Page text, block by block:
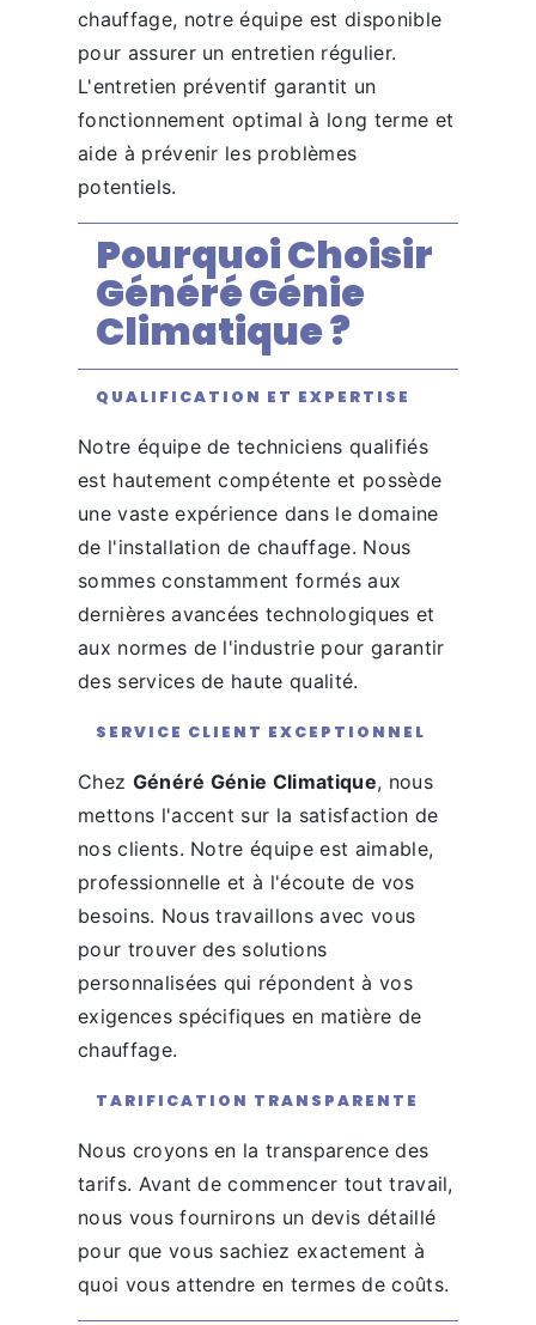
chauffage, notre équipe est disponible
pour assurer un entretien régulier.
L'entretien préventif garantit un
fonctionnement optimal à long terme et
aide à prévenir les problèmes
potentiels.
Pourquoi Choisir
Généré Génie
Climatique ?
QUALIFICATION ET EXPERTISE
Notre équipe de techniciens qualifiés
est hautement compétente et possède
une vaste expérience dans le domaine
de l'installation de chauffage. Nous
sommes constamment formés aux
dernières avancées technologiques et
aux normes de l'industrie pour garantir
des services de haute qualité.
SERVICE CLIENT EXCEPTIONNEL
Chez Généré Génie Climatique, nous
mettons l'accent sur la satisfaction de
nos clients. Notre équipe est aimable,
professionnelle et à l'écoute de vos
besoins. Nous travaillons avec vous
pour trouver des solutions
personnalisées qui répondent à vos
exigences spécifiques en matière de
chauffage.
TARIFICATION TRANSPARENTE
Nous croyons en la transparence des
tarifs. Avant de commencer tout travail,
nous vous fournirons un devis détaillé
pour que vous sachiez exactement à
quoi vous attendre en termes de coûts.